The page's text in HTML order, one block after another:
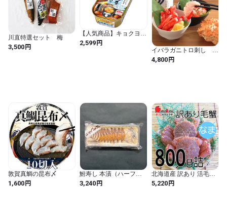
川直特選セット 梅
3,500円
【人気商品】キョクヨー
焼さんま 大根おろし入
り 100g×5個 (金 / 蒲焼)
2,599円
イバラガニトロ刺し
200g×1pc
4,800円
敦賀真鯛の昆布〆
1,600円
鮒寿し 本漬（ハーフサ
イズ）
3,240円
北海道産 訳あり 活毛ガ
ニ 2尾で800g詰 お取り寄
せ チルド 冷蔵配送
5,220円